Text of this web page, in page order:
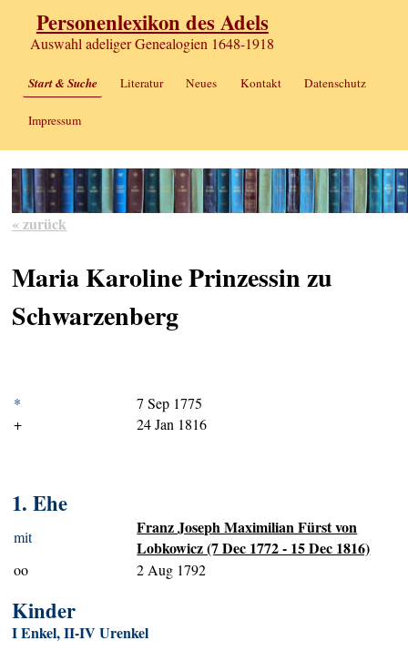
Personenlexikon des Adels
Auswahl adeliger Genealogien 1648-1918
Start & Suche Literatur Neues Kontakt Datenschutz
Impressum
« zurück
Maria Karoline Prinzessin zu
Schwarzenberg
*
7 Sep 1775
+
24 Jan 1816
1. Ehe
mit
Franz Joseph Maximilian Fürst von
Lobkowicz (7 Dec 1772 - 15 Dec 1816)
oo 2 Aug 1792
Kinder
I Enkel, II-IV Urenkel